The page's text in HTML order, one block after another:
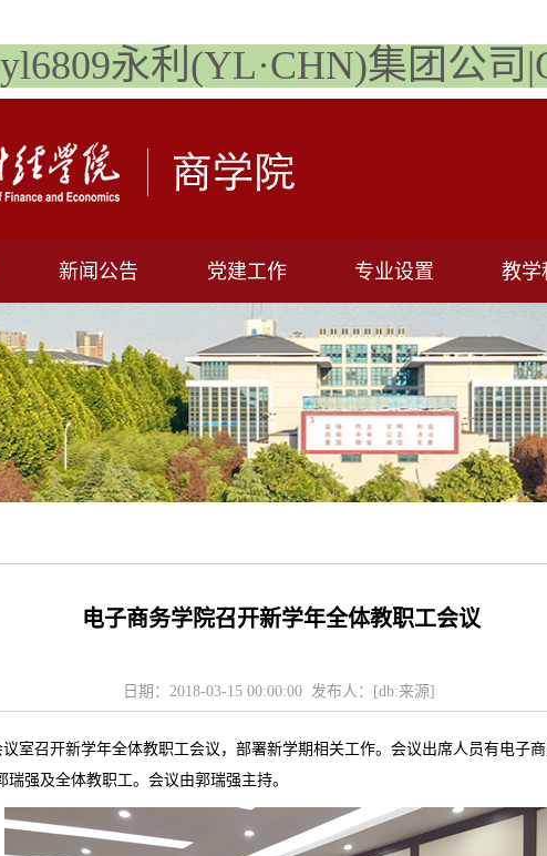
yl6809永利(YL·CHN)集团公司
新闻公告 党建工作 专业设置 教学
电子商务学院召开新学年全体教职工会议
日期：2018-03-15 00:00:00 发布人：[db:来源]
室召开新学年全体教职工会议，部署新学期相关工作。 会议出席人员有电子
瑞强及全体教职工。会议由郭瑞强主持。